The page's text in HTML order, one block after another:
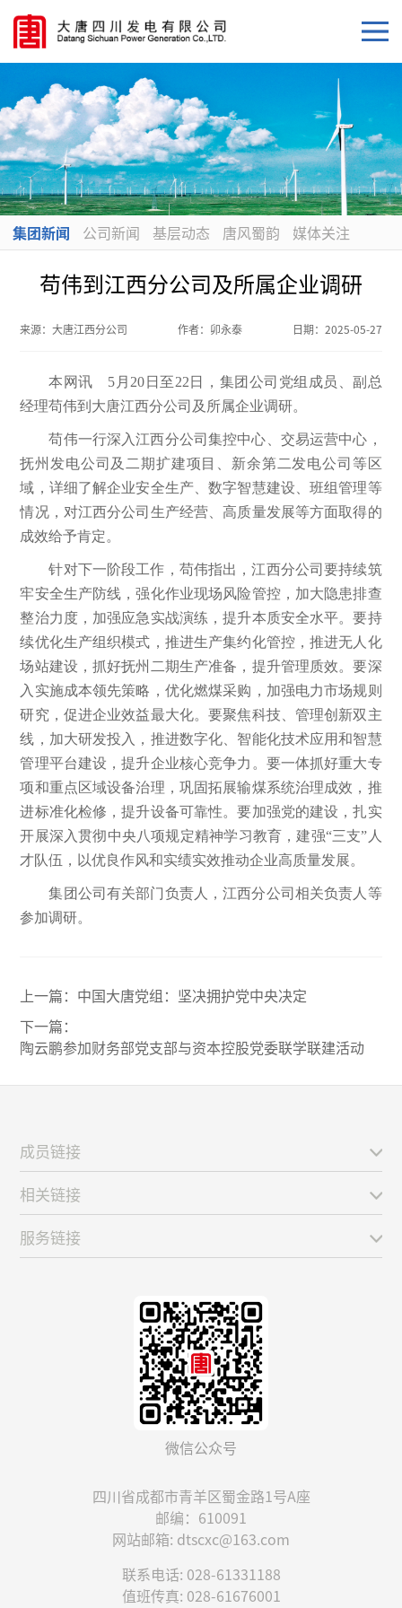
集团新闻 公司新闻 基层动态 唐风蜀韵 媒体关注
苟伟到江西分公司及所属企业调研
来源：大唐江西分公司 作者： 卯永泰 日期： 2025-05-27
本网讯 5月20日至22日，集团公司党组成员、副总
经理苟伟到大唐江西分公司及所属企业调研。
苟伟一行深入江西分公司集控中心、交易运营中心，
抚州发电公司及二期扩建项目、新余第二发电公司等区
域，详细了解企业安全生产、数字智慧建设、班组管理等
情况，对江西分公司生产经营、高质量发展等方面取得的
成效给予肯定。
针对下一阶段工作，苟伟指出，江西分公司要持续筑
牢安全生产防线，强化作业现场风险管控，加大隐患排查
整治力度，加强应急实战演练，提升本质安全水平。要持
续优化生产组织模式，推进生产集约化管控，推进无人化
场站建设，抓好抚州二期生产准备，提升管理质效。要深
入实施成本领先策略，优化燃煤采购，加强电力市场规则
研究，促进企业效益最大化。要聚焦科技、管理创新双主
线，加大研发投入，推进数字化、智能化技术应用和智慧
管理平台建设，提升企业核心竞争力。要一体抓好重大专
项和重点区域设备治理，巩固拓展输煤系统治理成效，推
进标准化检修，提升设备可靠性。要加强党的建设，扎实
开展深入贯彻中央八项规定精神学习教育，建强“三支”人
才队伍，以优良作风和实绩实效推动企业高质量发展。
集团公司有关部门负责人，江西分公司相关负责人等
参加调研。
上一篇： 中国大唐党组：坚决拥护党中央决定
下一篇：
陶云鹏参加财务部党支部与资本控股党委联学联建活动
微信公众号
四川省成都市青羊区蜀金路1号A座
邮编：610091
网站邮箱: dtscxc@163.com
联系电话: 028-61331188
值班传真: 028-61676001
成员链接
相关链接
服务链接